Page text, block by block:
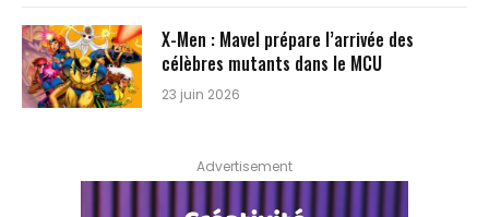
X-Men : Mavel prépare l’arrivée des
célèbres mutants dans le MCU
23 juin 2026
Advertisement